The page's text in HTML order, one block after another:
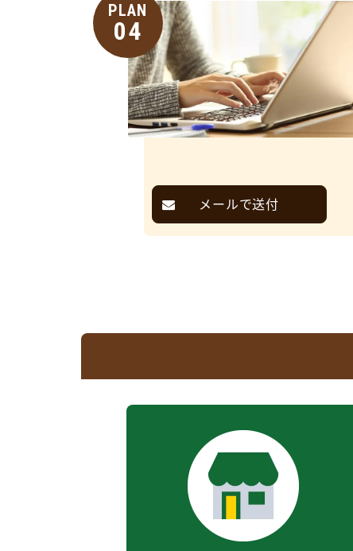
PLAN
04
メールで送付